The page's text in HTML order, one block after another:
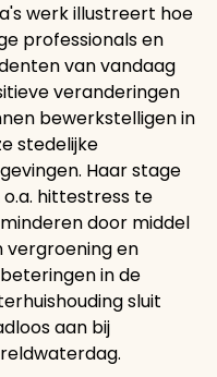
werk illustreert hoe
professionals en
van vandaag
veranderingen
bewerkstelligen in
stedelijke
Haar stage
hittestress te
door middel
vergroening en
in de
sluit
aan bij